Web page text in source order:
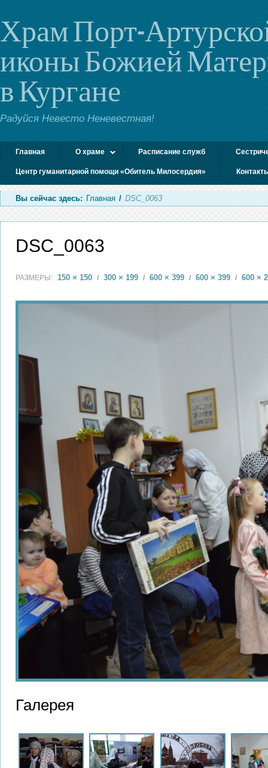
Храм Порт-
иконы Божией
в Кургане
Радуйся Невесто Неневестная!
Главная О храме Расписание служб
Центр гуманитарной помощи «Обитель Милосердия»
Вы сейчас здесь: Главная / DSC_0063
DSC_0063
РАЗМЕРЫ: 150 × 150 / 300 × 199 / 600 × 399 / 600 × 399 / 600 ×
Галерея